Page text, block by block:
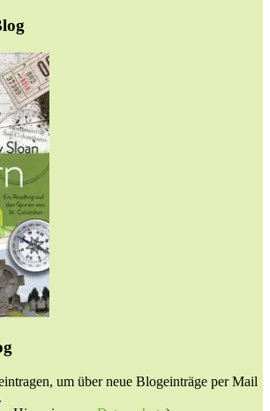
um über neue Blogeinträge per Mail